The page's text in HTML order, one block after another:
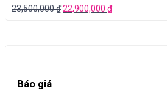
23,500,000₫22,900,000 ₫
Báo giá